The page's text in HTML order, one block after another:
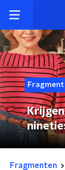
Fragment
Fragmenten